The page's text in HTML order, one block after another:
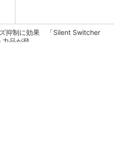
抑制に効果 「Silent Switcher
品が登...